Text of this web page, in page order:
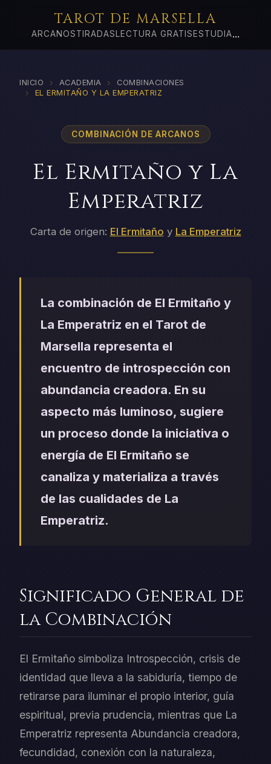
TAROT DE MARSELLA
ARCANOSTIRADAS LECTURA GRATIS ESTUDIA...
INICIO › ACADEMIA › COMBINACIONES
› EL ERMITAÑO Y LA EMPERATRIZ
COMBINACIÓN DE ARCANOS
El Ermitaño y La
Emperatriz
Carta de origen: El Ermitaño y La Emperatriz
La combinación de El Ermitaño y
La Emperatriz en el Tarot de
Marsella representa el
encuentro de introspección con
abundancia creadora. En su
aspecto más luminoso, sugiere
un proceso donde la iniciativa o
energía de El Ermitaño se
canaliza y materializa a través
de las cualidades de La
Emperatriz.
Significado General de
la Combinación
El Ermitaño simboliza Introspección, crisis de
identidad que lleva a la sabiduría, tiempo de
retirarse para iluminar el propio interior, guía
espiritual, previa prudencia, mientras que La
Emperatriz representa Abundancia creadora,
fecundidad, conexión con la naturaleza,